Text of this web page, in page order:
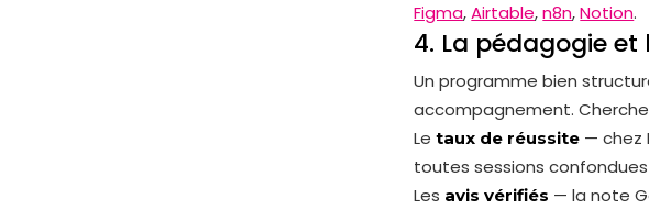
Figma,Airtable,n8n,Notion.
4. La pédagogie
Un programme bien
accompagnement.
Letaux de réussite — chez
toutes sessions confondues
Les avis vérifiés — la note